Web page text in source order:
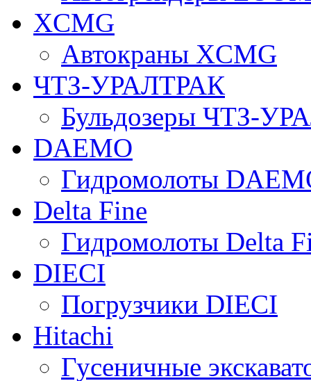
XCMG
Автокраны XCMG
ЧТЗ-УРАЛТРАК
Бульдозеры ЧТЗ-
DAEMO
Гидромолоты
Delta Fine
Гидромолоты Delta
DIECI
Погрузчики DIECI
Hitachi
Гусеничные